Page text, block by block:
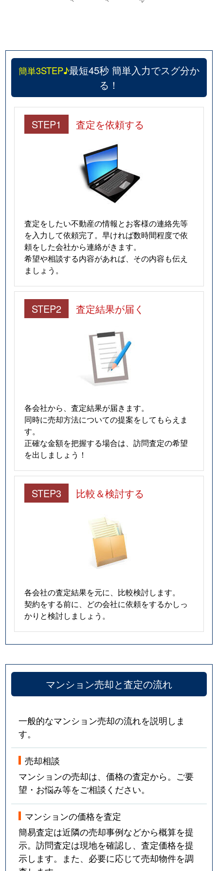
簡単3STEP♪最短45秒 簡単入力でスグ分か
る！
STEP1 査定を依頼する
査定をしたい不動産の情報とお客様の連絡先等
を入力して依頼完了。早ければ数時間程度で依
頼をした会社から連絡がきます。
希望や相談する内容があれば、その内容も伝え
ましょう。
STEP2 査定結果が届く
各会社から、査定結果が届きます。
同時に売却方法についての提案をしてもらえま
す。
正確な金額を把握する場合は、訪問査定の希望
を出しましょう！
STEP3 比較＆検討する
各会社の査定結果を元に、比較検討します。
契約をする前に、どの会社に依頼をするかしっ
かりと検討しましょう。
マンション売却と査定の流れ
一般的なマンション売却の流れを説明しま
す。
売却相談
マンションの売却は、価格の査定から。ご要
望・お悩み等をご相談ください。
マンションの価格を査定
簡易査定は近隣の売却事例などから概算を提
示。訪問査定は現地を確認し、査定価格を提
示します。また、必要に応じて売却物件を調